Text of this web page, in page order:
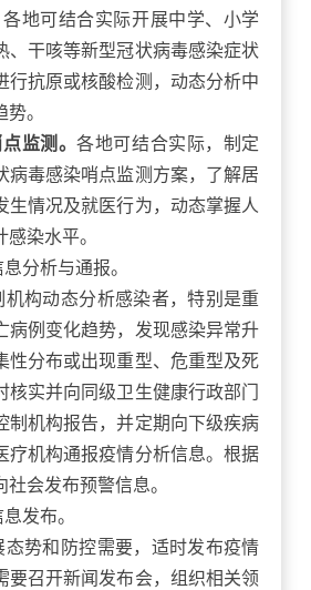
各地可结合实际开展中学、小学
、干咳等新型冠状病毒感染症状
行抗原或核酸检测，动态分析中
。
监测。各地可结合实际，制定
病毒感染哨点监测方案，了解居
生情况及就医行为，动态掌握人
染水平。
分析与通报。
机构动态分析感染者，特别是重
病例变化趋势，发现感染异常升
性分布或出现重型、危重型及死
核实并向同级卫生健康行政部门
制机构报告，并定期向下级疾病
疗机构通报疫情分析信息。根据
会发布预警信息。
发布。
态势和防控需要，适时发布疫情
要召开新闻发布会，组织相关领